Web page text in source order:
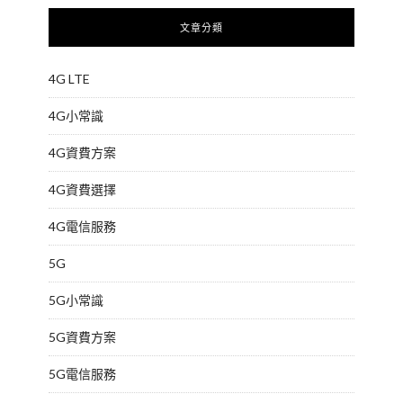
文章分類
4G LTE
4G小常識
4G資費方案
4G資費選擇
4G電信服務
5G
5G小常識
5G資費方案
5G電信服務